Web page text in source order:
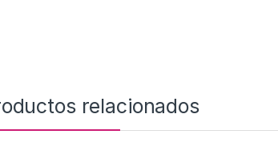
relacionados